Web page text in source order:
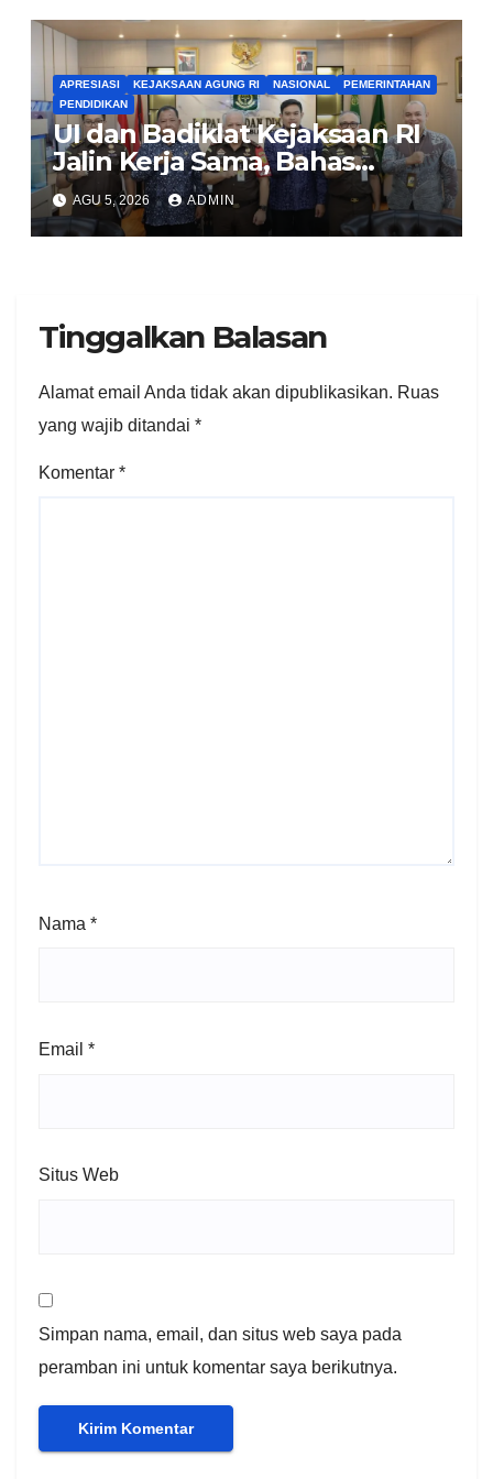
APRESIASI KEJAKSAAN AGUNG RI NASIONAL
PEMERINTAHAN
PENDIDIKAN
UI dan Badiklat Kejaksaan RI
Jalin Kerja Sama, Bahas
Pembentukan Pusat Studi
Kajian Kejaksaan
AGU 5, 2026 ADMIN
Tinggalkan Balasan
Alamat email Anda tidak akan dipublikasikan. Ruas
yang wajib ditandai *
Komentar *
Nama *
Email *
Situs Web
Simpan nama, email, dan situs web saya pada
peramban ini untuk komentar saya berikutnya.